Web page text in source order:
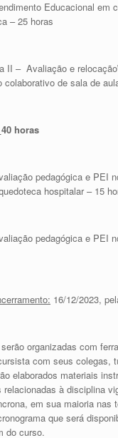
Educacional em
– 25 horas
II – Avaliação e
colaborativo de sala de
40 horas
pedagógica e PEI
hospitalar – 15
pedagógica e PEI
16/12/2023,
organizadas com
com seus colegas,
elaborados materiais
à disciplina
em sua maioria nas
que será
do curso.